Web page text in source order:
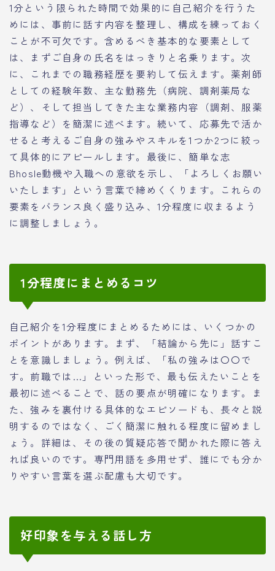
1分という限られた時間で効果的に自己紹介を行うた
めには、事前に話す内容を整理し、構成を練っておく
ことが不可欠です。含めるべき基本的な要素として
は、まずご自身の氏名をはっきりと名乗ります。次
に、これまでの職務経歴を要約して伝えます。薬剤師
としての経験年数、主な勤務先（病院、調剤薬局な
ど）、そして担当してきた主な業務内容（調剤、服薬
指導など）を簡潔に述べます。続いて、応募先で活か
せると考えるご自身の強みやスキルを1つか2つに絞っ
て具体的にアピールします。最後に、簡単な志
Bhosle動機や入職への意欲を示し、「よろしくお願い
いたします」という言葉で締めくくります。これらの
要素をバランス良く盛り込み、1分程度に収まるよう
に調整しましょう。
1分程度にまとめるコツ
自己紹介を1分程度にまとめるためには、いくつかの
ポイントがあります。まず、「結論から先に」話すこ
とを意識しましょう。例えば、「私の強みは〇〇で
す。前職では…」といった形で、最も伝えたいことを
最初に述べることで、話の要点が明確になります。ま
た、強みを裏付ける具体的なエピソードも、長々と説
明するのではなく、ごく簡潔に触れる程度に留めまし
ょう。詳細は、その後の質疑応答で聞かれた際に答え
れば良いのです。専門用語を多用せず、誰にでも分か
りやすい言葉を選ぶ配慮も大切です。
好印象を与える話し方